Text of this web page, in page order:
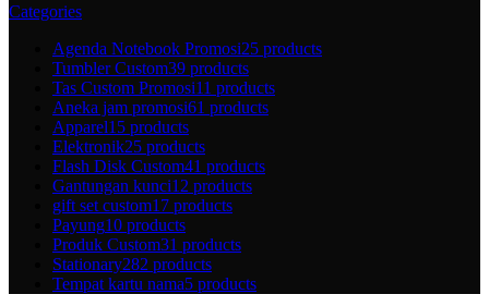
Categories
Agenda Notebook Promosi25 products
Tumbler Custom39 products
Tas Custom Promosi11 products
Aneka jam promosi61 products
Apparel15 products
Elektronik25 products
Flash Disk Custom41 products
Gantungan kunci12 products
gift set custom17 products
Payung10 products
Produk Custom31 products
Stationary282 products
Tempat kartu nama5 products